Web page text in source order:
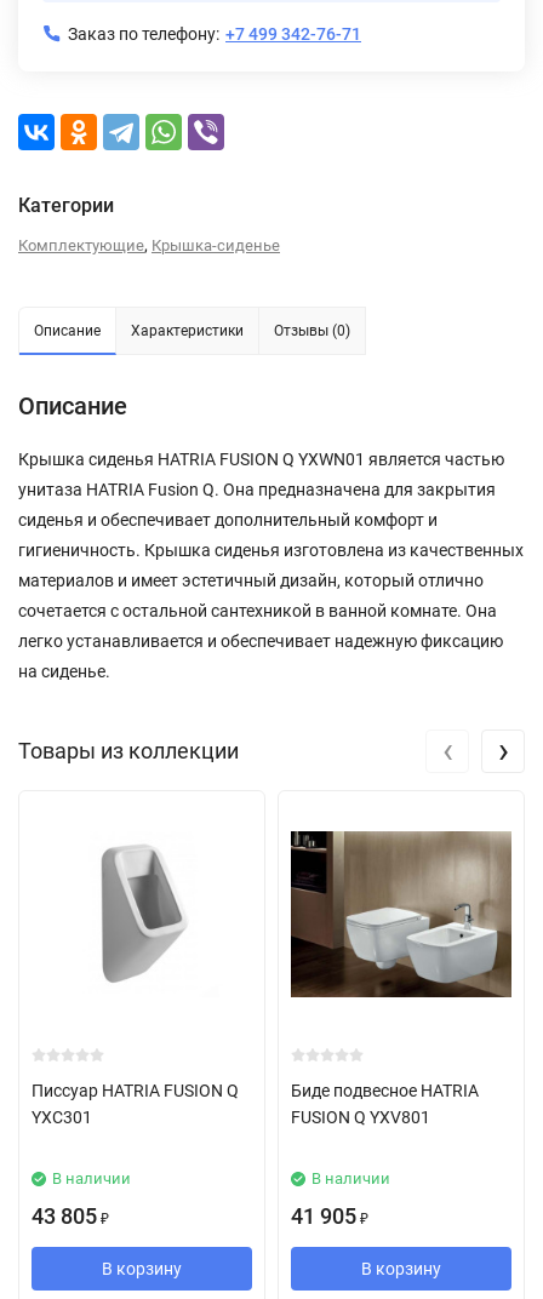
Заказ по телефону: +7 499 342-76-71
Категории
Комплектующие, Крышка-сиденье
Описание Характеристики Отзывы (0)
Описание
Крышка сиденья HATRIA FUSION Q YXWN01 является частью
унитаза HATRIA Fusion Q. Она предназначена для закрытия
сиденья и обеспечивает дополнительный комфорт и
гигиеничность. Крышка сиденья изготовлена из качественных
материалов и имеет эстетичный дизайн, который отлично
сочетается с остальной сантехникой в ванной комнате. Она
легко устанавливается и обеспечивает надежную фиксацию
на сиденье.
Товары из коллекции
Писсуар HATRIA FUSION Q
YXC301
В наличии
43 805 ₽
В корзину
Биде подвесное HATRIA
FUSION Q YXV801
В наличии
41 905 ₽
В корзину
‹ ›